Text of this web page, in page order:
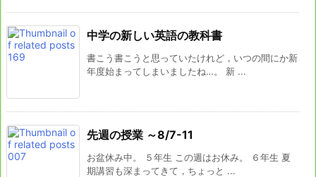
中学の新しい英語の教科書
書こう書こうと思っていたけれど，いつの間にか新
年度始まってしまいましたね…。 新 ...
先週の授業 ～8/7-11
お盆休み中。 ５年生 この週はお休み。 ６年生 夏
期講習も深まってきて，ちょっと ...